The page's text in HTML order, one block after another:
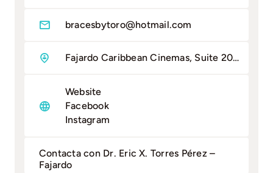
bracesbytoro@hotmail.com
Fajardo Caribbean Cinemas, Suite 205 Fajardo PR 00738
Website
Facebook
Instagram
Contacta con Dr. Eric X. Torres Pérez –
Fajardo